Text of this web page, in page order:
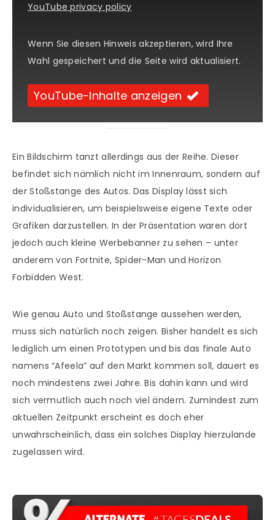
YouTube privacy policy
Wenn Sie diesen Hinweis akzeptieren, wird Ihre
Wahl gespeichert und die Seite wird aktualisiert.
YouTube-Inhalte anzeigen
Ein Bildschirm tanzt allerdings aus der Reihe. Dieser
befindet sich nämlich nicht im Innenraum, sondern auf
der Stoßstange des Autos. Das Display lässt sich
individualisieren, um beispielsweise eigene Texte oder
Grafiken darzustellen. In der Präsentation waren dort
jedoch auch kleine Werbebanner zu sehen – unter
anderem von Fortnite, Spider-Man und Horizon
Forbidden West.
Wie genau Auto und Stoßstange aussehen werden,
muss sich natürlich noch zeigen. Bisher handelt es sich
lediglich um einen Prototypen und bis das finale Auto
namens “Afeela” auf den Markt kommen soll, dauert es
noch mindestens zwei Jahre. Bis dahin kann und wird
sich vermutlich auch noch viel ändern. Zumindest zum
aktuellen Zeitpunkt erscheint es doch eher
unwahrscheinlich, dass ein solches Display hierzulande
zugelassen wird.